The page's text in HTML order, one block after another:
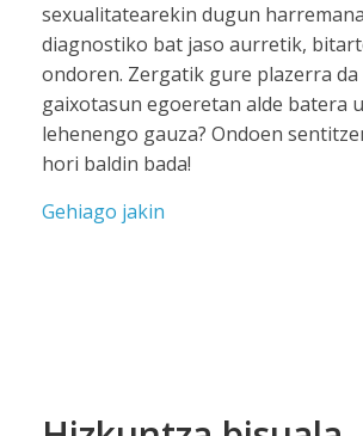
sexualitatearekin dugun
diagnostiko bat jaso aurretik,
ondoren. Zergatik gure plazerra da
gaixotasun egoeretan alde batera
lehenengo gauza? Ondoen
hori baldin bada!
Gehiago jakin